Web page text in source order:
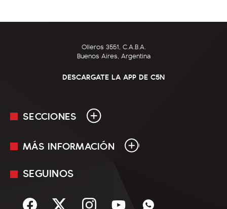
Olleros 3551, C.A.B.A.
Buenos Aires, Argentina
DESCARGATE LA APP DE C5N
SECCIONES
En Vivo
Sociedad
MÁS INFORMACIÓN
Mediakit
Términos y condiciones
SEGUINOS